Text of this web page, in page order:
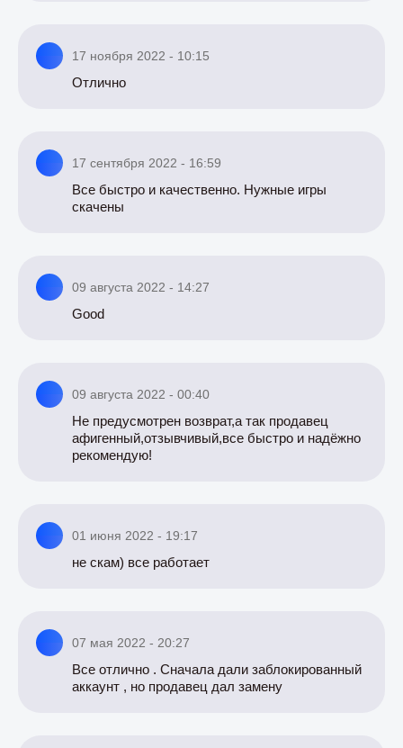
17 ноября 2022 - 10:15
Отлично
17 сентября 2022 - 16:59
Все быстро и качественно. Нужные игры
скачены
09 августа 2022 - 14:27
Good
09 августа 2022 - 00:40
Не предусмотрен возврат,а так продавец
афигенный,отзывчивый,все быстро и надёжно
рекомендую!
01 июня 2022 - 19:17
не скам) все работает
07 мая 2022 - 20:27
Все отлично . Сначала дали заблокированный
аккаунт , но продавец дал замену